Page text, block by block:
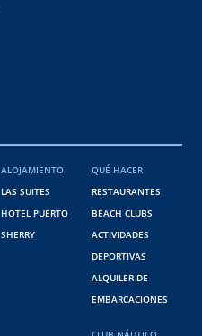
ALOJAMIENTO
LAS SUITES
HOTEL PUERTO
SHERRY
QUÉ HACER
RESTAURANTES
BEACH CLUBS
ACTIVIDADES
DEPORTIVAS
ALQUILER DE
EMBARCACIONES